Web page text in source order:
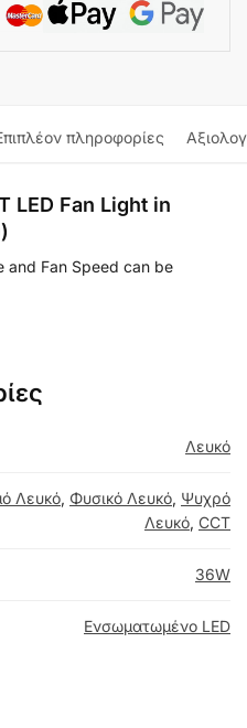
πληροφορίες
LED Fan Light in
and Fan Speed can be
Λευκό
Λευκό, Φυσικό Λευκό, Ψυχρό
Λευκό, CCT
36W
Ενσωματωμένο LED